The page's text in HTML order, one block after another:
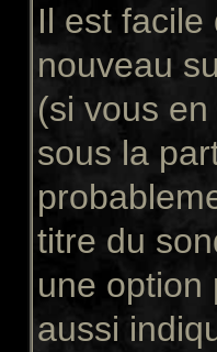
Il est facile
nouveau
(si vous
sous la
titre du
une option
aussi